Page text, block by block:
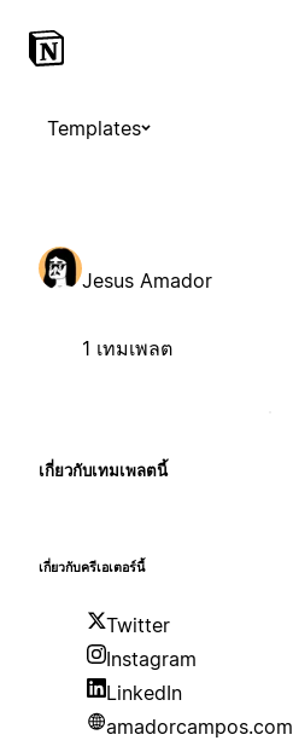
Templates
Jesus Amador
1 เทมเพลต
เกี่ยวกับเทมเพลตนี้
เกี่ยวกับครีเอเตอร์นี้
Twitter
Instagram
LinkedIn
amadorcampos.com